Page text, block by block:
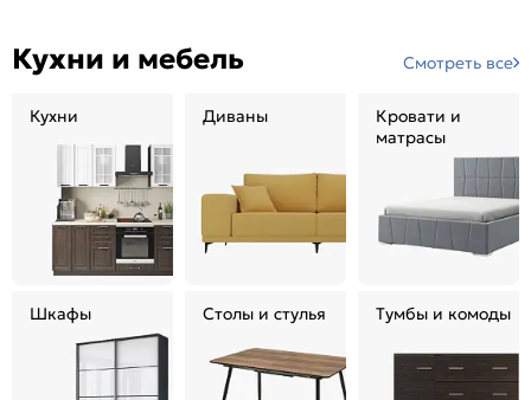
Кухни и мебель Смотреть все
Кухни Диваны
Кровати и
матрасы
Шкафы Столы и стулья Тумбы и комоды